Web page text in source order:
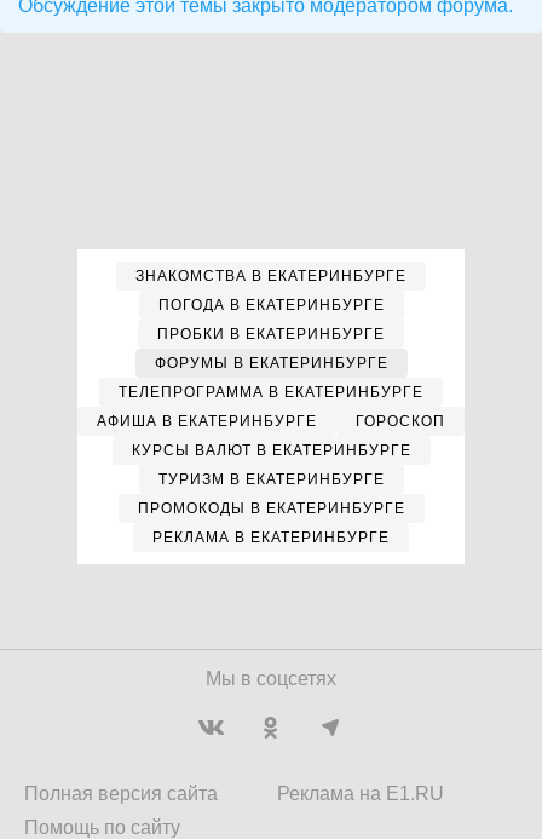
Обсуждение этой темы закрыто модератором форума.
ЗНАКОМСТВА В ЕКАТЕРИНБУРГЕ
ПОГОДА В ЕКАТЕРИНБУРГЕ
ПРОБКИ В ЕКАТЕРИНБУРГЕ
ФОРУМЫ В ЕКАТЕРИНБУРГЕ
ТЕЛЕПРОГРАММА В ЕКАТЕРИНБУРГЕ
АФИША В ЕКАТЕРИНБУРГЕ
ГОРОСКОП
КУРСЫ ВАЛЮТ В ЕКАТЕРИНБУРГЕ
ТУРИЗМ В ЕКАТЕРИНБУРГЕ
ПРОМОКОДЫ В ЕКАТЕРИНБУРГЕ
РЕКЛАМА В ЕКАТЕРИНБУРГЕ
Мы в соцсетях
Полная версия сайта
Помощь по сайту
Реклама на E1.RU